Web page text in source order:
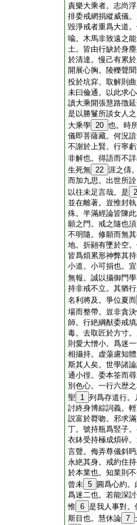
責樂大乘者。志尚
排委戒網捐縱威儀
毀淨戒者重爲大道
喩。木馬非致遠之
土。皆由行缺於身
於清達。慢己有累
開展心胸。陵轢聲
投於坑穽。取解則
未曰倫通。以此求
讀大乘開張慧路徴
是以勝鬘所談女人
大乘學 20 也。時
儀即菩薩藏。何況
不謝於上賢。行寧
非解也。得語而不
生死無 22 涯之儔
而加九思。出世所
以往未足言哉。是
並在離著。豈惟封
殊。半滿經論皆陳
願之門。戒之隨也
不明隨。修願而無
地。折翮有墜於空
皆爲煩累形神弊其
小道。小可捐也。
無報。誠以攝御門
持非戒不立。其猶
名利將及。爭位夏而
場而整帶。豈非貪
師。行絶綱猷委戒
毒。去取匠於方寸
則愛大憎小。爲迷
相攝持。虚蕩慮知
斯其人矣。世學諸
通小徑。委本筌而
別色心。一行六歴
聖
1 列爲存道行。
討終身博綜詞義。
説富於脣吻。邪求
丁。號持瓶爲竪子
衣鉢受持極成煩碎
言聲。侮弄尊儀斜
永絶其身。戒約住
於本業也。知業則
曾未 5
圓爲心約
爲迷二也。若能深
惟 6 是我人事對。
斯目也。慧休論 7